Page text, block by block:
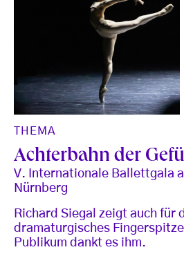
THEMA
Achterbahn der
V. Internationale Ballettgala
Nürnberg
Richard Siegal zeigt auch für
dramaturgisches
Publikum dankt es ihm.